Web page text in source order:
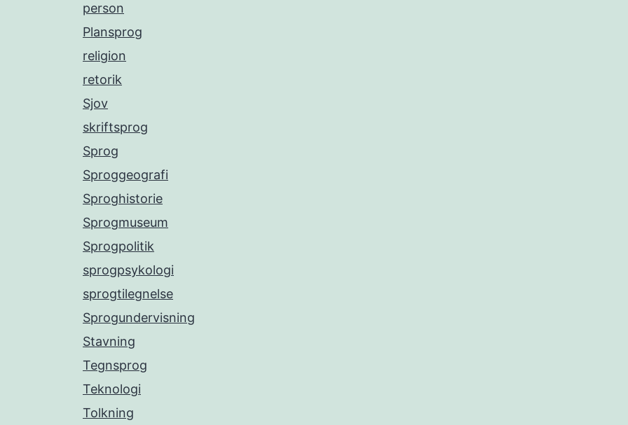
person
Plansprog
religion
retorik
Sjov
skriftsprog
Sprog
Sproggeografi
Sproghistorie
Sprogmuseum
Sprogpolitik
sprogpsykologi
sprogtilegnelse
Sprogundervisning
Stavning
Tegnsprog
Teknologi
Tolkning